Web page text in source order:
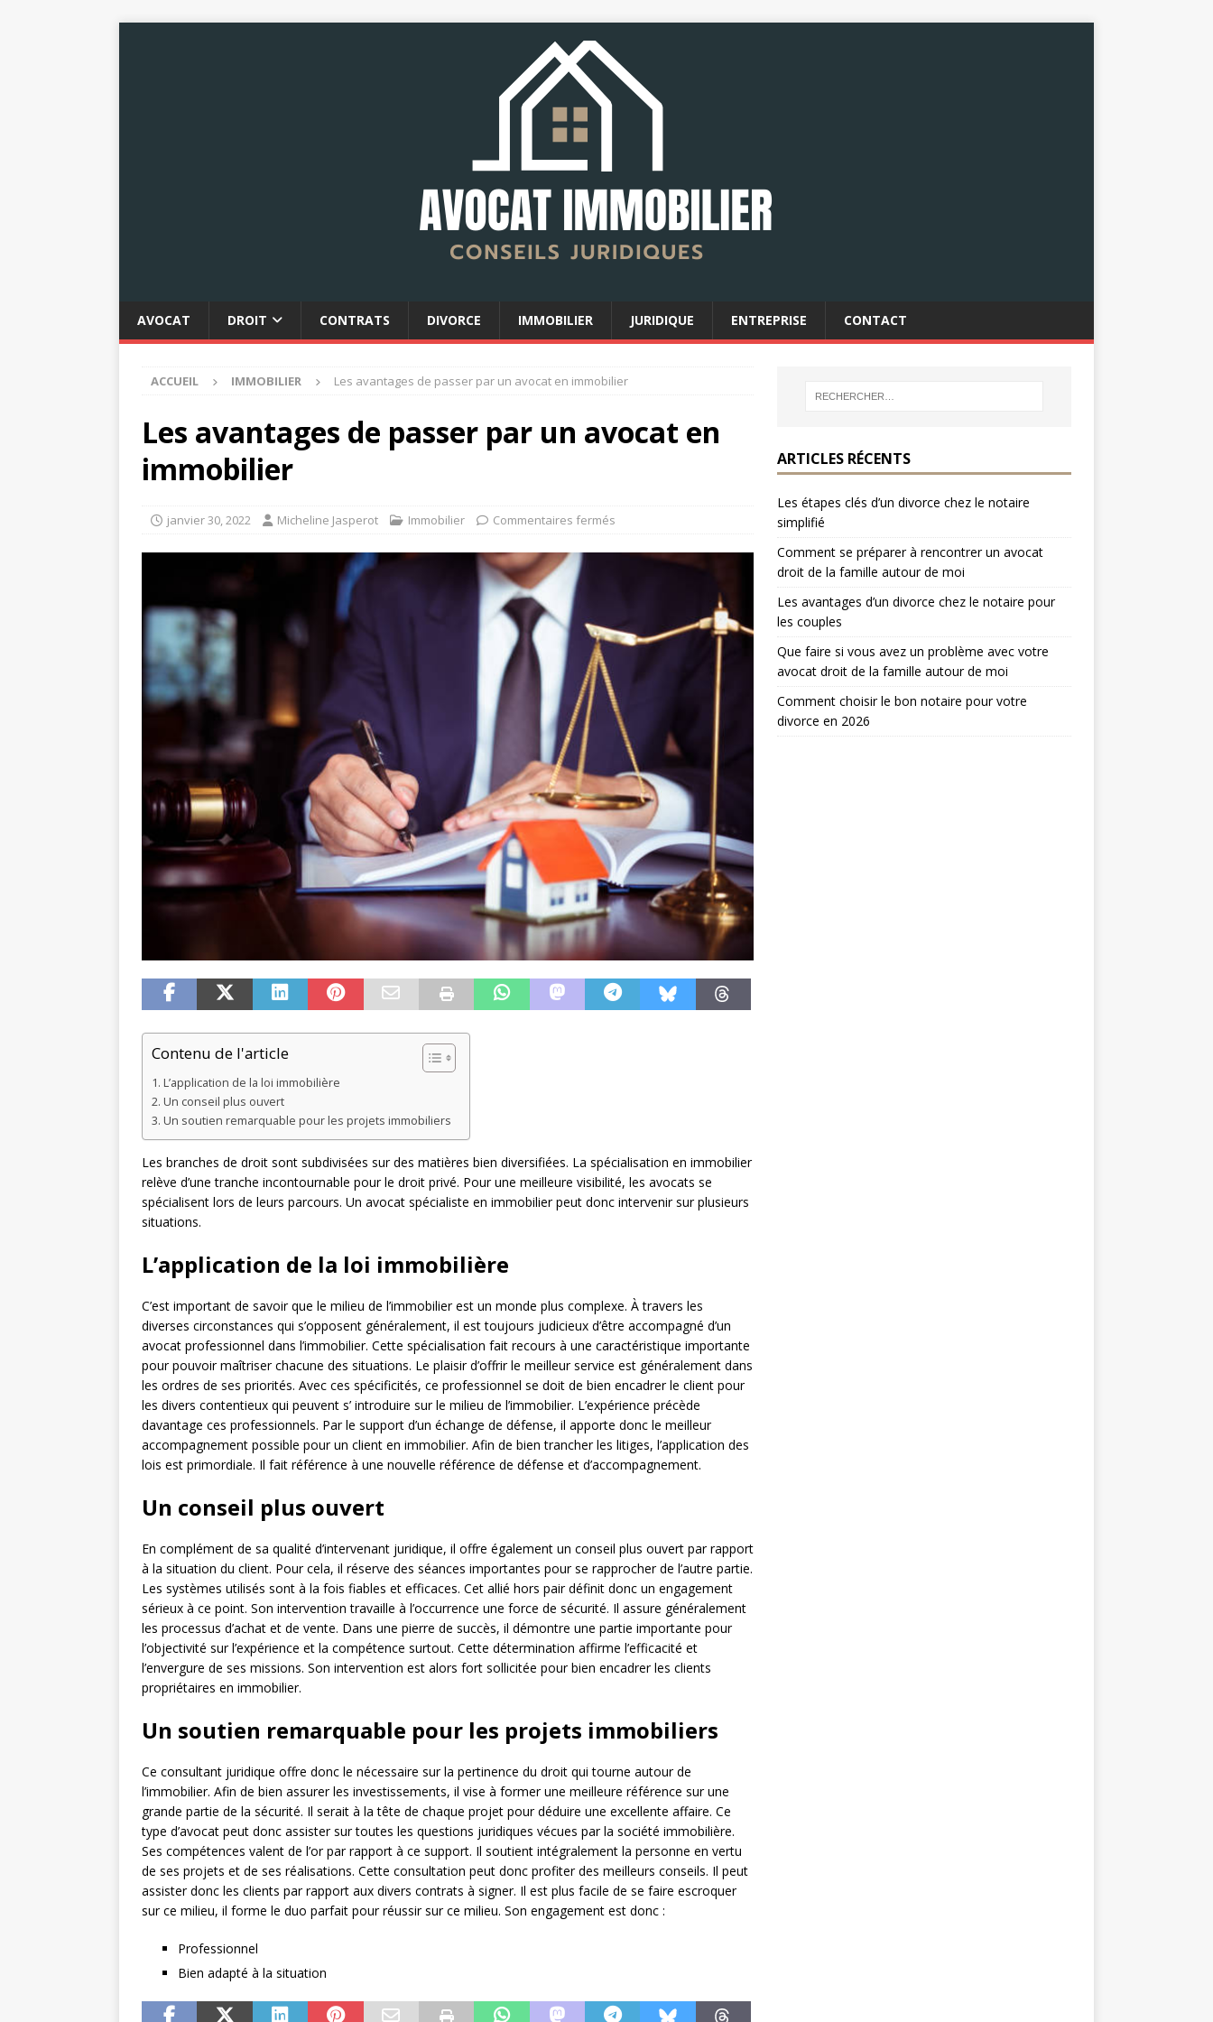
AVOCAT DROIT CONTRATS DIVORCE IMMOBILIER JURIDIQUE ENTREPRISE CONTACT
ACCUEIL IMMOBILIER Les avantages de passer par un avocat en immobilier
Les avantages de passer par un avocat en
immobilier
janvier 30, 2022 Micheline Jasperot Immobilier Commentaires fermés
Contenu de l'article
L’application de la loi immobilière
Un conseil plus ouvert
Un soutien remarquable pour les projets immobiliers
Les branches de droit sont subdivisées sur des matières bien diversifiées. La spécialisation en immobilier
relève d’une tranche incontournable pour le droit privé. Pour une meilleure visibilité, les avocats se
spécialisent lors de leurs parcours. Un avocat spécialiste en immobilier peut donc intervenir sur plusieurs
situations.
L’application de la loi immobilière
C’est important de savoir que le milieu de l’immobilier est un monde plus complexe. À travers les
diverses circonstances qui s’opposent généralement, il est toujours judicieux d’être accompagné d’un
avocat professionnel dans l’immobilier. Cette spécialisation fait recours à une caractéristique importante
pour pouvoir maîtriser chacune des situations. Le plaisir d’offrir le meilleur service est généralement dans
les ordres de ses priorités. Avec ces spécificités, ce professionnel se doit de bien encadrer le client pour
les divers contentieux qui peuvent s’ introduire sur le milieu de l’immobilier. L’expérience précède
davantage ces professionnels. Par le support d’un échange de défense, il apporte donc le meilleur
accompagnement possible pour un client en immobilier. Afin de bien trancher les litiges, l’application des
lois est primordiale. Il fait référence à une nouvelle référence de défense et d’accompagnement.
Un conseil plus ouvert
En complément de sa qualité d’intervenant juridique, il offre également un conseil plus ouvert par rapport
à la situation du client. Pour cela, il réserve des séances importantes pour se rapprocher de l’autre partie.
Les systèmes utilisés sont à la fois fiables et efficaces. Cet allié hors pair définit donc un engagement
sérieux à ce point. Son intervention travaille à l’occurrence une force de sécurité. Il assure généralement
les processus d’achat et de vente. Dans une pierre de succès, il démontre une partie importante pour
l’objectivité sur l’expérience et la compétence surtout. Cette détermination affirme l’efficacité et
l’envergure de ses missions. Son intervention est alors fort sollicitée pour bien encadrer les clients
propriétaires en immobilier.
Un soutien remarquable pour les projets immobiliers
Ce consultant juridique offre donc le nécessaire sur la pertinence du droit qui tourne autour de
l’immobilier. Afin de bien assurer les investissements, il vise à former une meilleure référence sur une
grande partie de la sécurité. Il serait à la tête de chaque projet pour déduire une excellente affaire. Ce
type d’avocat peut donc assister sur toutes les questions juridiques vécues par la société immobilière.
Ses compétences valent de l’or par rapport à ce support. Il soutient intégralement la personne en vertu
de ses projets et de ses réalisations. Cette consultation peut donc profiter des meilleurs conseils. Il peut
assister donc les clients par rapport aux divers contrats à signer. Il est plus facile de se faire escroquer
sur ce milieu, il forme le duo parfait pour réussir sur ce milieu. Son engagement est donc :
Professionnel
Bien adapté à la situation
ARTICLES RÉCENTS
Les étapes clés d’un divorce chez le notaire
simplifié
Comment se préparer à rencontrer un avocat
droit de la famille autour de moi
Les avantages d’un divorce chez le notaire pour
les couples
Que faire si vous avez un problème avec votre
avocat droit de la famille autour de moi
Comment choisir le bon notaire pour votre
divorce en 2026